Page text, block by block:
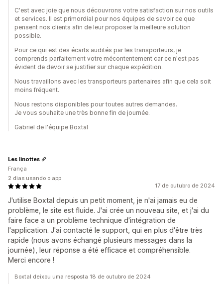
C'est avec joie que nous découvrons votre satisfaction sur nos outils
et services. Il est primordial pour nos équipes de savoir ce que
pensent nos clients afin de leur proposer la meilleure solution
possible.
Pour ce qui est des écarts audités par les transporteurs, je
comprends parfaitement votre mécontentement car ce n'est pas
évident de devoir se justifier sur chaque expédition.
Nous travaillons avec les transporteurs partenaires afin que cela soit
moins fréquent.
Nous restons disponibles pour toutes autres demandes.
Je vous souhaite une très bonne fin de journée.
Gabriel de l'équipe Boxtal
17 de outubro de 2024
J'utilise Boxtal depuis un petit moment, je n'ai jamais eu de
problème, le site est fluide. J'ai crée un nouveau site, et j'ai du
faire face a un problème technique d'intégration de
l'application. J'ai contacté le support, qui en plus d'être très
rapide (nous avons échangé plusieurs messages dans la
journée), leur réponse a été efficace et compréhensible.
Merci encore !
Les linottes
França
2 dias usando o app
Boxtal deixou uma resposta 18 de outubro de 2024